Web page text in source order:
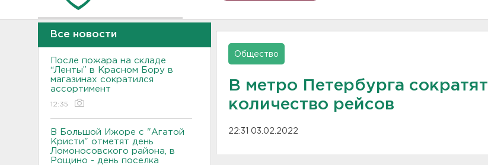
Все новости
После пожара на складе
“Ленты” в Красном Бору в
магазинах сократился
ассортимент
12:35
В Большой Ижоре с "Агатой
Кристи" отметят день
Ломоносовского района, в
Рощино - день поселка
Общество
В метро Петербурга сократят
количество рейсов
22:31 03.02.2022